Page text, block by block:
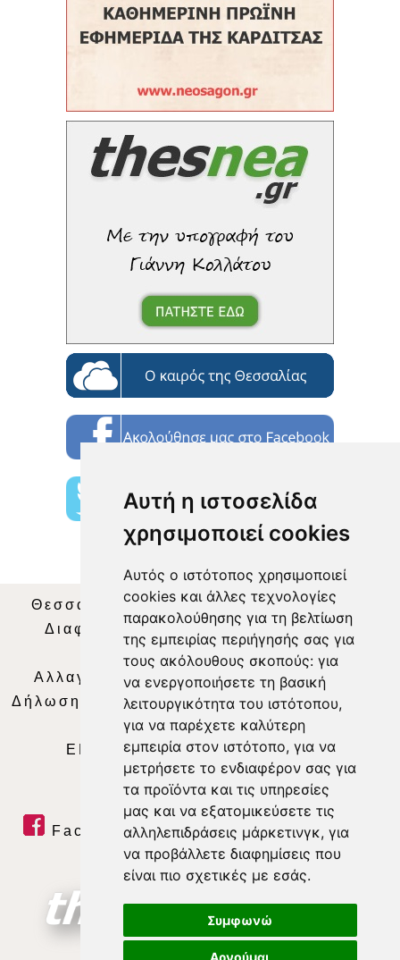
Αυτή η ιστοσελίδα
χρησιμοποιεί cookies
Αυτός ο ιστότοπος χρησιμοποιεί
cookies και άλλες τεχνολογίες
παρακολούθησης για τη βελτίωση
της εμπειρίας περιήγησής σας για
τους ακόλουθους σκοπούς: για
να ενεργοποιήσετε τη βασική
λειτουργικότητα του ιστότοπου,
για να παρέχετε καλύτερη
εμπειρία στον ιστότοπο, για να
μετρήσετε το ενδιαφέρον σας για
τα προϊόντα και τις υπηρεσίες
μας και να εξατομικεύσετε τις
αλληλεπιδράσεις μάρκετινγκ, για
να προβάλλετε διαφημίσεις που
είναι πιο σχετικές με εσάς.
Συμφωνώ
Αρνούμαι
Θεσσαλία Τηλεόραση|SNG Services
Διαφήμιση | Όροι Χρήσης |Δήλωση
Απορρήτου |
Περιεχόμενο
Αλλαγή Προτιμήσεων για τα Cookies
Δήλωση συμμόρφωσης με τη σύσταση (ΕΕ)
2018/334|Ταυτότητα
ΕΝΗΜΕΡΩΣΗ |WEB TV| LIVE
Facebook| Twitter | Youtube
RSS Feed